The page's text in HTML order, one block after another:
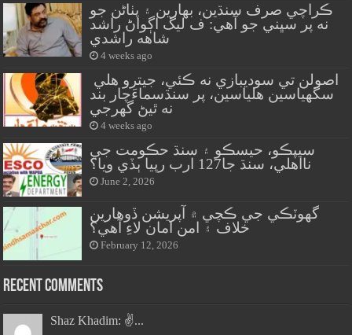
ڪراچي صرف سنڌين، بهارين ۽ پٺاڻن جو
نه پر سڀني جو آهي: ف ليگ اڳواڻ راشد
شاهه راشدي
4 weeks ago
سگهياسين هلياسين، پر سنڌسماءَچار بند
نه ٿيڻ گهرجي
4 weeks ago
سيپڪو، حيسڪو ۽ سنڌ حڪومت جي
نااهلي، سنڌ جا127 ارب رپيا ٻڏي ويا؟
June 2, 2026
گهوٽڪي جي ڪچي ۾ آپريشن ڏوهارين
خلاف ۽ امن امان لاءِ آهي؟
February 12, 2026
Recent Comments
Shaz Khadim: ✌️...